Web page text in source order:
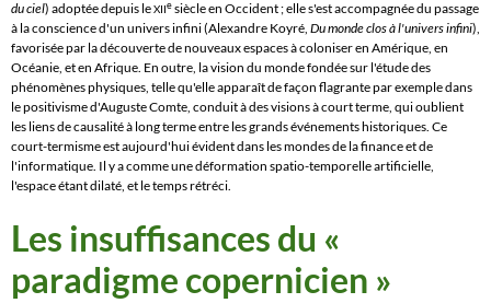
du ciel) adoptée depuis leXIIesiècle en Occident ; elle s'est accompagnée du passage
à la conscience d'un univers infini (Alexandre Koyré, Du monde clos à l'univers infini),
favorisée par la découverte de nouveaux espaces à coloniser en Amérique, en
Océanie, et en Afrique. En outre, la vision du monde fondée sur l'étude des
phénomènes physiques, telle qu'elle apparaît de façon flagrante par exemple dans
lepositivismed'Auguste Comte, conduit à des visions à court terme, qui oublient
les liens de causalité à long terme entre les grands événements historiques. Ce
court-termisme est aujourd'hui évident dans les mondes de la finance et de
l'informatique. Il y a comme une déformation spatio-temporelle artificielle,
l'espace étant dilaté, et le temps rétréci.
Les insuffisances du «
paradigme copernicien »